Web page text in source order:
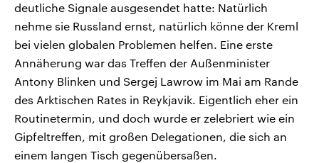
deutliche Signale ausgesendet hatte: Natürlich
nehme sie Russland ernst, natürlich könne der Kreml
bei vielen globalen Problemen helfen. Eine erste
Annäherung war das Treffen der Außenminister
Antony Blinken und Sergej Lawrow im Mai am Rande
des Arktischen Rates in Reykjavik. Eigentlich eher ein
Routinetermin, und doch wurde er zelebriert wie ein
Gipfeltreffen, mit großen Delegationen, die sich an
einem langen Tisch gegenübersaßen.